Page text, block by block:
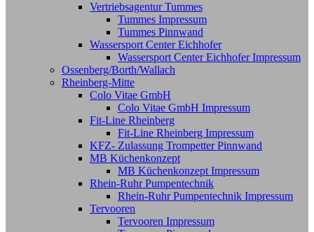
Vertriebsagentur Tummes
Tummes Impressum
Tummes Pinnwand
Wassersport Center Eichhofer
Wassersport Center Eichhofer Impressum
Ossenberg/Borth/Wallach
Rheinberg-Mitte
Colo Vitae GmbH
Colo Vitae GmbH Impressum
Fit-Line Rheinberg
Fit-Line Rheinberg Impressum
KFZ- Zulassung Trompetter Pinnwand
MB Küchenkonzept
MB Küchenkonzept Impressum
Rhein-Ruhr Pumpentechnik
Rhein-Ruhr Pumpentechnik Impressum
Tervooren
Tervooren Impressum